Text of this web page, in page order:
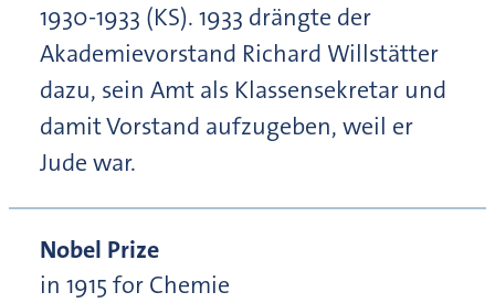
1930-1933 (KS). 1933 drängte der
Akademievorstand Richard Willstätter
dazu, sein Amt als Klassensekretar und
damit Vorstand aufzugeben, weil er
Jude war.
Nobel Prize
in 1915 for Chemie